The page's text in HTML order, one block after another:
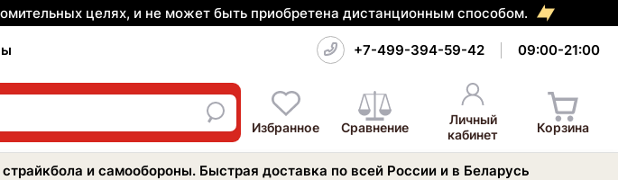
целях, и не может быть приобретена дистанционным способом.
+7-499-394-59-42 09:00-21:00
Избранное Сравнение
Личный
кабинет
Корзина
и самообороны. Быстрая доставка по всей России и в Беларусь